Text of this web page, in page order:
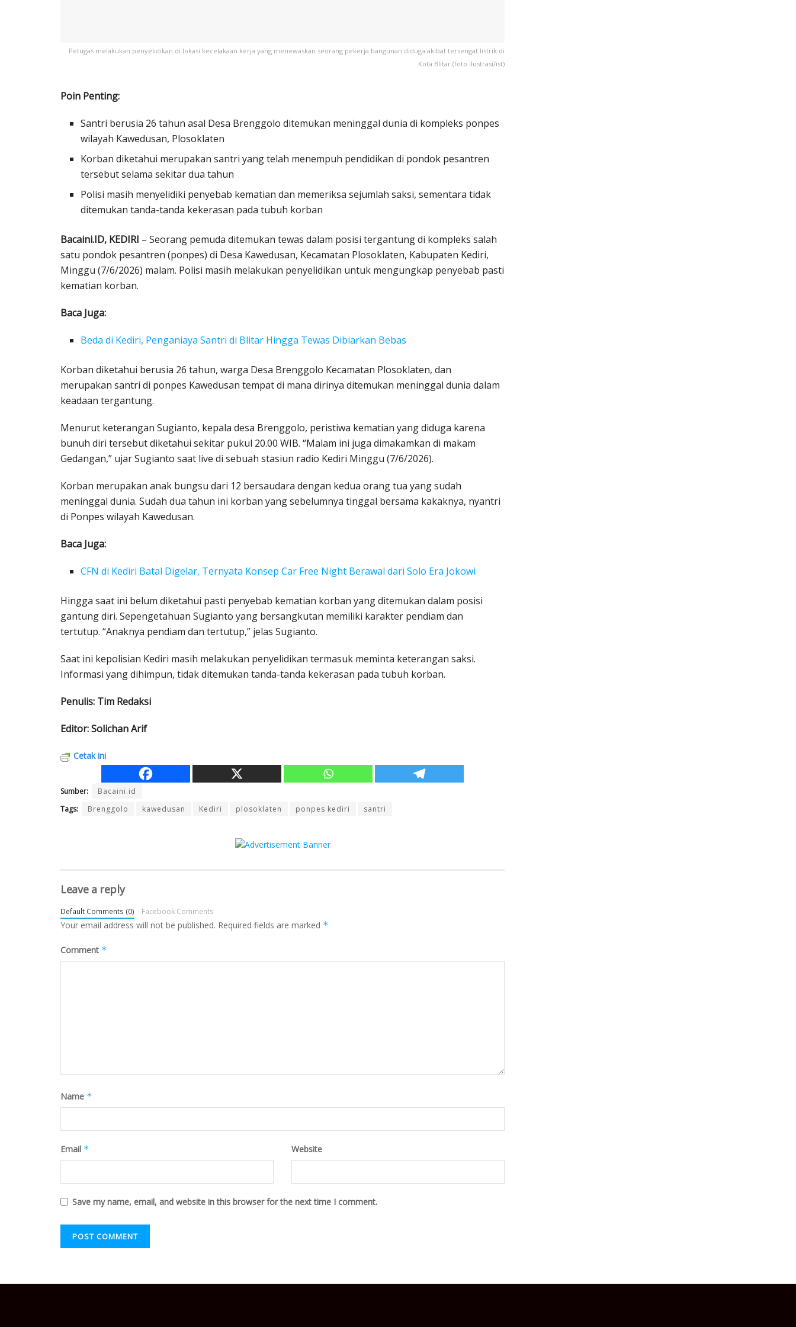
Petugas melakukan penyelidikan di lokasi kecelakaan kerja yang menewaskan seorang pekerja bangunan diduga akibat tersengat listrik di
Kota Blitar.(foto ilustrasi/ist)
Poin Penting:
Santri berusia 26 tahun asal Desa Brenggolo ditemukan meninggal dunia di kompleks ponpes
wilayah Kawedusan, Plosoklaten
Korban diketahui merupakan santri yang telah menempuh pendidikan di pondok pesantren
tersebut selama sekitar dua tahun
Polisi masih menyelidiki penyebab kematian dan memeriksa sejumlah saksi, sementara tidak
ditemukan tanda-tanda kekerasan pada tubuh korban
Bacaini.ID, KEDIRI – Seorang pemuda ditemukan tewas dalam posisi tergantung di kompleks salah
satu pondok pesantren (ponpes) di Desa Kawedusan, Kecamatan Plosoklaten, Kabupaten Kediri,
Minggu (7/6/2026) malam. Polisi masih melakukan penyelidikan untuk mengungkap penyebab pasti
kematian korban.
Baca Juga:
Beda di Kediri, Penganiaya Santri di Blitar Hingga Tewas Dibiarkan Bebas
Korban diketahui berusia 26 tahun, warga Desa Brenggolo Kecamatan Plosoklaten, dan
merupakan santri di ponpes Kawedusan tempat di mana dirinya ditemukan meninggal dunia dalam
keadaan tergantung.
Menurut keterangan Sugianto, kepala desa Brenggolo, peristiwa kematian yang diduga karena
bunuh diri tersebut diketahui sekitar pukul 20.00 WIB. “Malam ini juga dimakamkan di makam
Gedangan,” ujar Sugianto saat live di sebuah stasiun radio Kediri Minggu (7/6/2026).
Korban merupakan anak bungsu dari 12 bersaudara dengan kedua orang tua yang sudah
meninggal dunia. Sudah dua tahun ini korban yang sebelumnya tinggal bersama kakaknya, nyantri
di Ponpes wilayah Kawedusan.
Baca Juga:
CFN di Kediri Batal Digelar, Ternyata Konsep Car Free Night Berawal dari Solo Era Jokowi
Hingga saat ini belum diketahui pasti penyebab kematian korban yang ditemukan dalam posisi
gantung diri. Sepengetahuan Sugianto yang bersangkutan memiliki karakter pendiam dan
tertutup. “Anaknya pendiam dan tertutup,” jelas Sugianto.
Saat ini kepolisian Kediri masih melakukan penyelidikan termasuk meminta keterangan saksi.
Informasi yang dihimpun, tidak ditemukan tanda-tanda kekerasan pada tubuh korban.
Penulis: Tim Redaksi
Editor: Solichan Arif
Cetak ini
Sumber:
Bacaini.id
Tags:
Brenggolo kawedusan Kediri plosoklaten ponpes kediri santri
Leave a reply
Default Comments (0) Facebook Comments
Your email address will not be published. Required fields are marked *
Comment *
Name *
Email * Website
Save my name, email, and website in this browser for the next time I comment.